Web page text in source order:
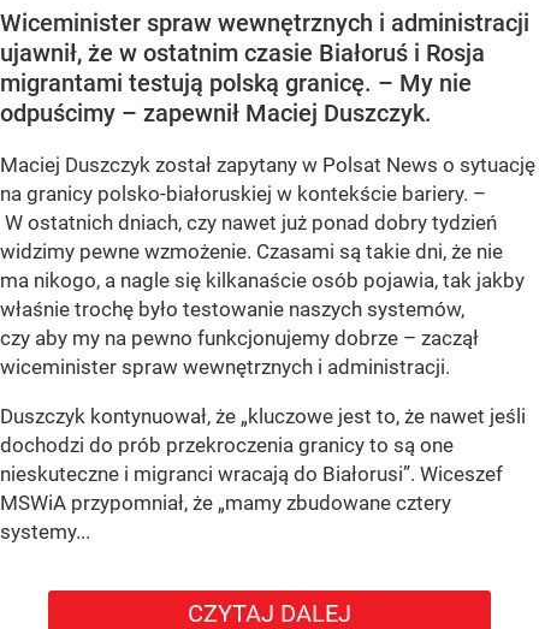
Wiceminister spraw wewnętrznych i administracji
ujawnił, że w ostatnim czasie Białoruś i Rosja
migrantami testują polską granicę. – My nie
odpuścimy – zapewnił Maciej Duszczyk.
Maciej Duszczyk został zapytany w Polsat News o sytuację
na granicy polsko-białoruskiej w kontekście bariery. –
W ostatnich dniach, czy nawet już ponad dobry tydzień
widzimy pewne wzmożenie. Czasami są takie dni, że nie
ma nikogo, a nagle się kilkanaście osób pojawia, tak jakby
właśnie trochę było testowanie naszych systemów,
czy aby my na pewno funkcjonujemy dobrze – zaczął
wiceminister spraw wewnętrznych i administracji.
Duszczyk kontynuował, że „kluczowe jest to, że nawet jeśli
dochodzi do prób przekroczenia granicy to są one
nieskuteczne i migranci wracają do Białorusi”. Wiceszef
MSWiA przypomniał, że „mamy zbudowane cztery
systemy...
CZYTAJ DALEJ